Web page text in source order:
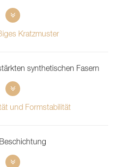
Kratzmuster
synthetischen Fasern
und Formstabilität